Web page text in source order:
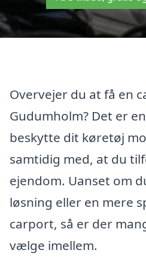
Overvejer du at få en
Gudumholm? Det er
beskytte dit køretøj
samtidig med, at du
ejendom. Uanset om
løsning eller en mere
carport, så er der
vælge imellem.